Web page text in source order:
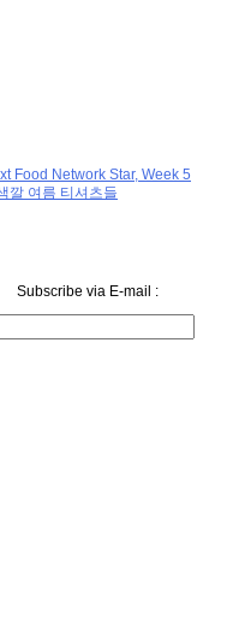
Food Network Star, Week 5
깔 여름 티셔츠들
Subscribe via E-mail :